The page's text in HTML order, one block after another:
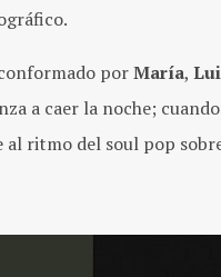
porMaría,
a caer la noche;
al ritmo del soul pop